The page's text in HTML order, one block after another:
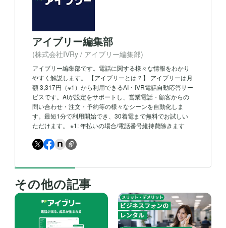
アイブリー編集部
(株式会社IVRy / アイブリー編集部)
アイブリー編集部です。電話に関する様々な情報をわかり
やすく解説します。 【アイブリーとは？】 アイブリーは月
額 3,317円（※1）から利用できるAI・IVR電話自動応答サー
ビスです。AIが設定をサポートし、営業電話・顧客からの
問い合わせ・注文・予約等の様々なシーンを自動化しま
す。最短1分で利用開始でき、30着電まで無料でお試しい
ただけます。 ※1: 年払いの場合/電話番号維持費除きます
その他の記事